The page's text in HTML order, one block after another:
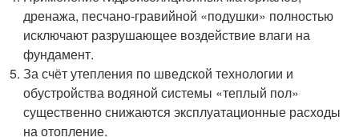
дренажа, песчано-гравийной «подушки» полностью
исключают разрушающее воздействие влаги на
фундамент.
За счёт утепления по шведской технологии и
обустройства водяной системы «теплый пол»
существенно снижаются эксплуатационные расходы
на отопление.